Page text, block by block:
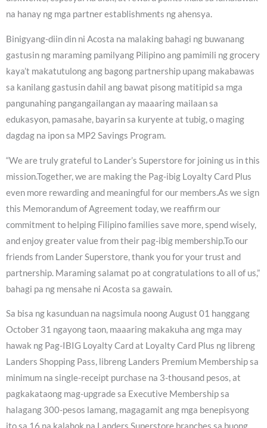
na hanay ng mga partner establishments ng ahensya.
Binigyang-diin din ni Acosta na malaking bahagi ng buwanang
gastusin ng maraming pamilyang Pilipino ang pamimili ng grocery
kaya’t makatutulong ang bagong partnership upang makabawas
sa kanilang gastusin dahil ang bawat pisong matitipid sa mga
pangunahing pangangailangan ay maaaring mailaan sa
edukasyon, pamasahe, bayarin sa kuryente at tubig, o maging
dagdag na ipon sa MP2 Savings Program.
“We are truly grateful to Lander’s Superstore for joining us in this
mission.Together, we are making the Pag-ibig Loyalty Card Plus
even more rewarding and meaningful for our members.As we sign
this Memorandum of Agreement today, we reaffirm our
commitment to helping Filipino families save more, spend wisely,
and enjoy greater value from their pag-ibig membership.To our
friends from Lander Superstore, thank you for your trust and
partnership. Maraming salamat po at congratulations to all of us,”
bahagi pa ng mensahe ni Acosta sa gawain.
Sa bisa ng kasunduan na nagsimula noong August 01 hanggang
October 31 ngayong taon, maaaring makakuha ang mga may
hawak ng Pag-IBIG Loyalty Card at Loyalty Card Plus ng libreng
Landers Shopping Pass, libreng Landers Premium Membership sa
minimum na single-receipt purchase na 3-thousand pesos, at
pagkakataong mag-upgrade sa Executive Membership sa
halagang 300-pesos lamang, magagamit ang mga benepisyong